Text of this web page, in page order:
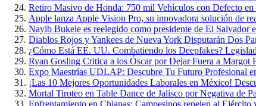
Retiro Masivo de Honda: 750 mil Vehículos con Defecto en
Apple lanza Apple Vision Pro, su innovadora solución de
Nayib Bukele es reelegido como presidente de El Salvador
Diablos Rojos y Yankees de Nueva York Disputarán Dos
¿Cómo Está EE. UU. Combatiendo los Deepfakes?
Ryan Gosling Critica a los Óscar por Dejar Fuera a
Expo Maestrías UDLAP: Descubre Tu Futuro Profesional
¡Las 10 Mejores Oportunidades Laborales en México!
Mortal Tiroteo en Table Dance de Jalisco por Negativa de
Enfrentamiento en Chiapas: Campesinos repelen al